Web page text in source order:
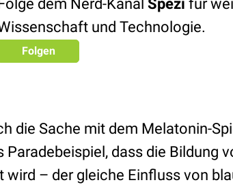
dem Nerd-Kanal Spezi für
und Technologie.
Folgen
die Sache mit dem Melatonin-
Paradebeispiel, dass die Bildung
wird – der gleiche Einfluss von